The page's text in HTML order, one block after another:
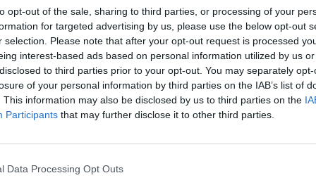
opt-out of the sale, sharing to third parties, or processing of your
for targeted advertising by us, please use the below opt-out
selection. Please note that after your opt-out request is processed
interest-based ads based on personal information utilized by us
to third parties prior to your opt-out. You may separately
of your personal information by third parties on the IAB’s list of
This information may also be disclosed by us to third parties on the
Participants that may further disclose it to other third parties.
Data Processing Opt Outs
ministero dell’Interno: "Come previsto
lo stop alle domande, arrivano i sulla
Dal 1 al 30 settembre sono arrivate complessivamente al
per colf e 114.336 per badanti.
la domanda da soli (149.670)
a quanti si sono affidati ad associazioni
nel primo dato rientrano anche quelli
posto
4 Agosto